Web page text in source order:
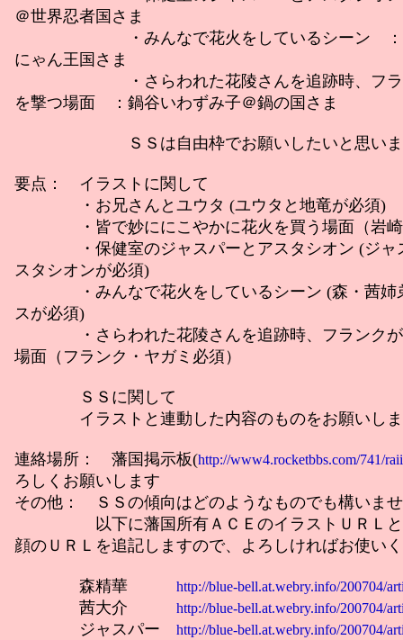
＠世界忍者国さま
・みんなで花火をしているシーン ：南
にゃん王国さま
・さらわれた花陵さんを追跡時、フラ
を撃つ場面 ：鍋谷いわずみ子＠鍋の国さま
ＳＳは自由枠でお願いしたいと思いま
要点： イラストに関して
・お兄さんとユウタ (ユウタと地竜が必須)
・皆で妙ににこやかに花火を買う場面（岩崎
・保健室のジャスパーとアスタシオン (ジャ
スタシオンが必須)
・みんなで花火をしているシーン (森・茜姉
スが必須)
・さらわれた花陵さんを追跡時、フランクが
場面（フランク・ヤガミ必須）
ＳＳに関して
イラストと連動した内容のものをお願いしま
連絡場所： 藩国掲示板(http://www4.rocketbbs.com/741/
ろしくお願いします
その他： ＳＳの傾向はどのようなものでも構いま
以下に藩国所有ＡＣＥのイラストＵＲＬと
顔のＵＲＬを追記しますので、よろしければお使い
森精華 http://blue-bell.at.webry.info/200704/
茜大介 http://blue-bell.at.webry.info/200704/
ジャスパー http://blue-bell.at.webry.info/200704/